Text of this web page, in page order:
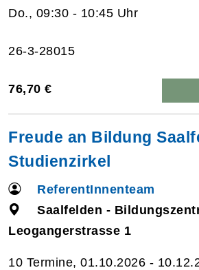
Do., 09:30 - 10:45 Uhr
26-3-28015
76,70 €
Freude an Bildung
Studienzirkel
ReferentInnenteam
Saalfelden -
Leogangerstrasse 1
10 Termine, 01.10.2026 -